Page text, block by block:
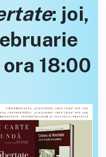
: joi,
18:00